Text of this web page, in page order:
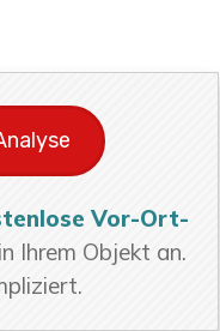
Vor-Ort-
in Ihrem Objekt an.